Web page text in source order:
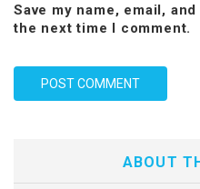
Save my name, email,
the next time I comment.
ABOUT